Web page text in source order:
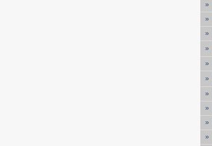
»
»
»
»
»
»
»
»
»
»